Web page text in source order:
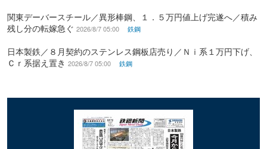
関東デーバースチール／異形棒鋼、１．５万円値上げ完遂へ／積み
残し分の転嫁急ぐ 2026/8/7 05:00 鉄鋼
日本製鉄／８月契約のステンレス鋼板店売り／Ｎｉ系１万円下げ、
Ｃｒ系据え置き 2026/8/7 05:00 鉄鋼